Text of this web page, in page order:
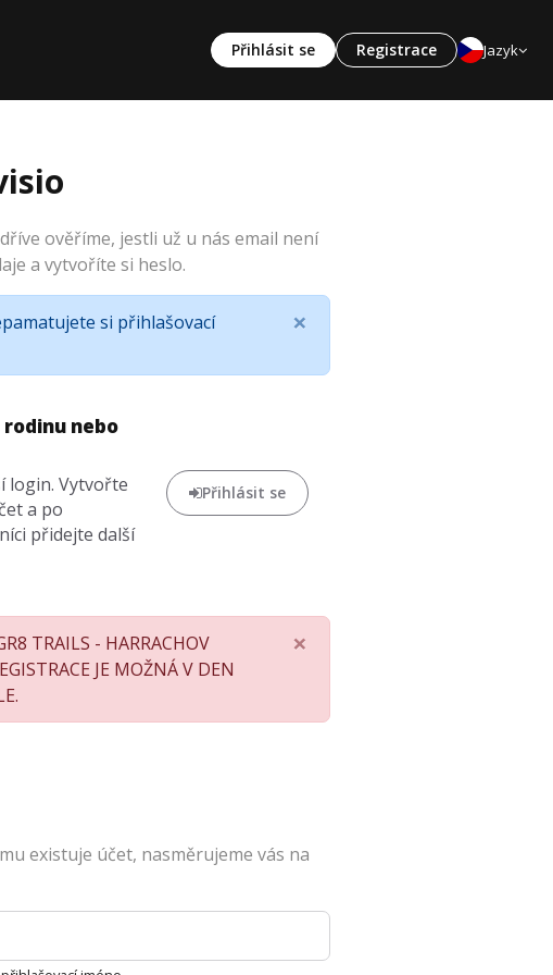
Přihlásit se Registrace Jazyk
ověříme, jestli už u nás email není
a vytvoříte si heslo.
si přihlašovací
×
nebo
login. Vytvořte
a po
přidejte další
Přihlásit se
TRAILS - HARRACHOV
JE MOŽNÁ V DEN
×
existuje účet, nasměrujeme vás na